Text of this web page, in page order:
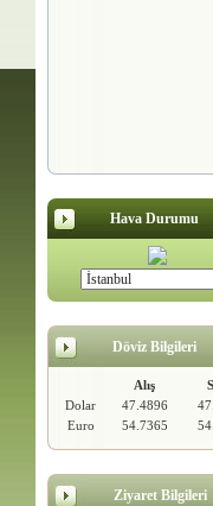
Hava Durumu
Döviz Bilgileri
Alış
Dolar
47.4896
Euro
54.7365
Ziyaret Bilgileri